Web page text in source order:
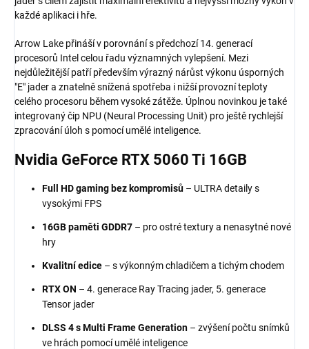
každé aplikaci i hře.
Arrow Lake přináší v porovnání s předchozí 14. generací
procesorů Intel celou řadu významných vylepšení. Mezi
nejdůležitější patří především výrazný nárůst výkonu úsporných
"E" jader a znatelně snížená spotřeba i nižší provozní teploty
celého procesoru během vysoké zátěže. Úplnou novinkou je také
integrovaný čip NPU (Neural Processing Unit) pro ještě rychlejší
zpracování úloh s pomocí umělé inteligence.
Nvidia GeForce RTX 5060 Ti 16GB
Full HD gaming bez kompromisů – ULTRA detaily s
vysokými FPS
16GB paměti GDDR7 – pro ostré textury a nenasytné nové
hry
Kvalitní edice – s výkonným chladičem a tichým chodem
RTX ON – 4. generace Ray Tracing jader, 5. generace
Tensor jader
DLSS 4 s Multi Frame Generation – zvýšení počtu snímků
ve hrách pomocí umělé inteligence